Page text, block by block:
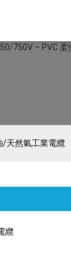
/天然氣工業電纜
纜